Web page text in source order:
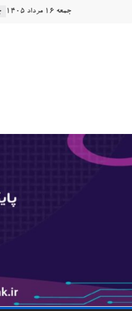
جمعه ۱۶ مرداد ۱۴۰۵
خبری
مصنوعی